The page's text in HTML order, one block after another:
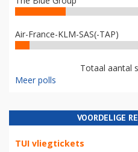
Air-France-KLM-SAS(-TAP)
Totaal aantal
Meer polls
VOORDELIGE
TUI vliegtickets